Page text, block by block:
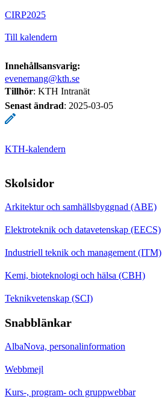
CIRP2025
Till kalendern
Innehållsansvarig:
evenemang@kth.se
Tillhör: KTH Intranät
Senast ändrad: 2025-03-05
KTH-kalendern
Skolsidor
Arkitektur och samhällsbyggnad (ABE)
Elektroteknik och datavetenskap (EECS)
Industriell teknik och management (ITM)
Kemi, bioteknologi och hälsa (CBH)
Teknikvetenskap (SCI)
Snabblänkar
AlbaNova, personalinformation
Webbmejl
Kurs-, program- och gruppwebbar